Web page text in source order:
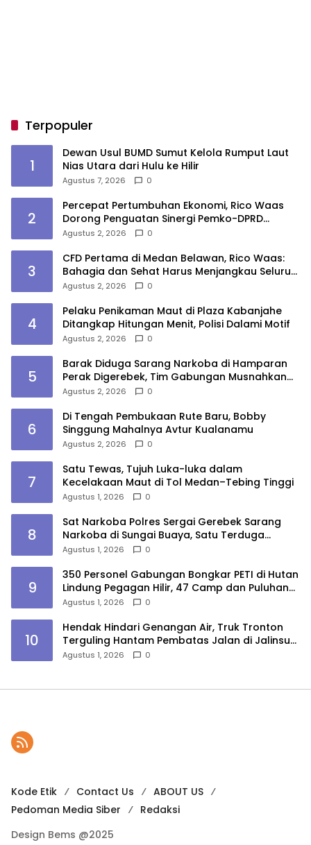
Terpopuler
1
Dewan Usul BUMD Sumut Kelola Rumput Laut
Nias Utara dari Hulu ke Hilir
Agustus 7, 2026 0
2
Percepat Pertumbuhan Ekonomi, Rico Waas
Dorong Penguatan Sinergi Pemko-DPRD
Medan
Agustus 2, 2026 0
3
CFD Pertama di Medan Belawan, Rico Waas:
Bahagia dan Sehat Harus Menjangkau Seluruh
Sudut Kota Medan
Agustus 2, 2026 0
4
Pelaku Penikaman Maut di Plaza Kabanjahe
Ditangkap Hitungan Menit, Polisi Dalami Motif
Agustus 2, 2026 0
5
Barak Diduga Sarang Narkoba di Hamparan
Perak Digerebek, Tim Gabungan Musnahkan
Lokasi
Agustus 2, 2026 0
6
Di Tengah Pembukaan Rute Baru, Bobby
Singgung Mahalnya Avtur Kualanamu
Agustus 2, 2026 0
7
Satu Tewas, Tujuh Luka-luka dalam
Kecelakaan Maut di Tol Medan–Tebing Tinggi
Agustus 1, 2026 0
8
Sat Narkoba Polres Sergai Gerebek Sarang
Narkoba di Sungai Buaya, Satu Terduga
Pelaku Diamankan
Agustus 1, 2026 0
9
350 Personel Gabungan Bongkar PETI di Hutan
Lindung Pegagan Hilir, 47 Camp dan Puluhan
Peralatan Dimusnahkan
Agustus 1, 2026 0
10
Hendak Hindari Genangan Air, Truk Tronton
Terguling Hantam Pembatas Jalan di Jalinsum
Sergai
Agustus 1, 2026 0
Kode Etik Contact Us
ABOUT US
Pedoman Media Siber
Redaksi
Design Bems @2025